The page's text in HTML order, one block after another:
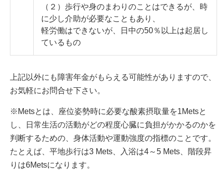
（２）歩行や身のまわりのことはできるが、時
に少し介助が必要なこともあり、
軽労働はできないが、日中の50％以上は起居し
ているもの
上記以外にも障害年金がもらえる可能性がありますので、
お気軽にお問合せ下さい。
※Metsとは、座位姿勢時に必要な酸素摂取量を1Metsと
し、日常生活の活動がどの程度心臓に負担がかかるのかを
判断するための、身体活動や運動強度の指標のことです。
たとえば、平地歩行は3 Mets、入浴は4～5 Mets、階段昇
りは6Metsになります。